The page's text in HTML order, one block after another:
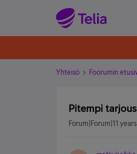
Yhteisö Foorumin
Pitempi
Forum|Forum|11